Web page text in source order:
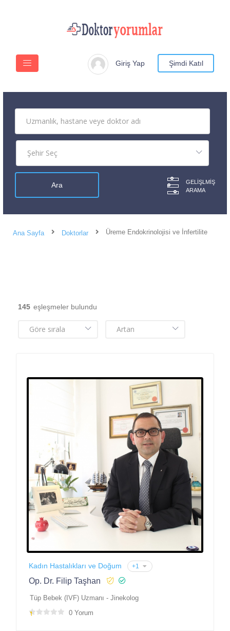
Giriş Yap Şimdi Katıl
GELIŞLMIŞ
ARAMA
Ana Sayfa Doktorlar Üreme Endokrinolojisi ve İnfertilite
145 eşleşmeler bulundu
Kadın Hastalıkları ve Doğum +1
Op. Dr. Filip Taşhan
Tüp Bebek (IVF) Uzmanı - Jinekolog
0 Yorum